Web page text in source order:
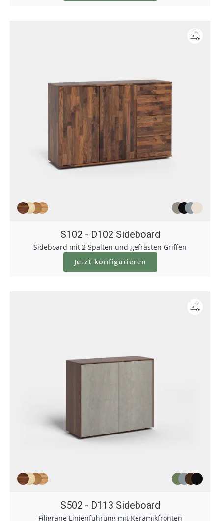
S102 - D102 Sideboard
Sideboard mit 2 Spalten und gefrästen Griffen
Jetzt konfigurieren
S502 - D113 Sideboard
Filigrane Linienführung mit Keramikfronten